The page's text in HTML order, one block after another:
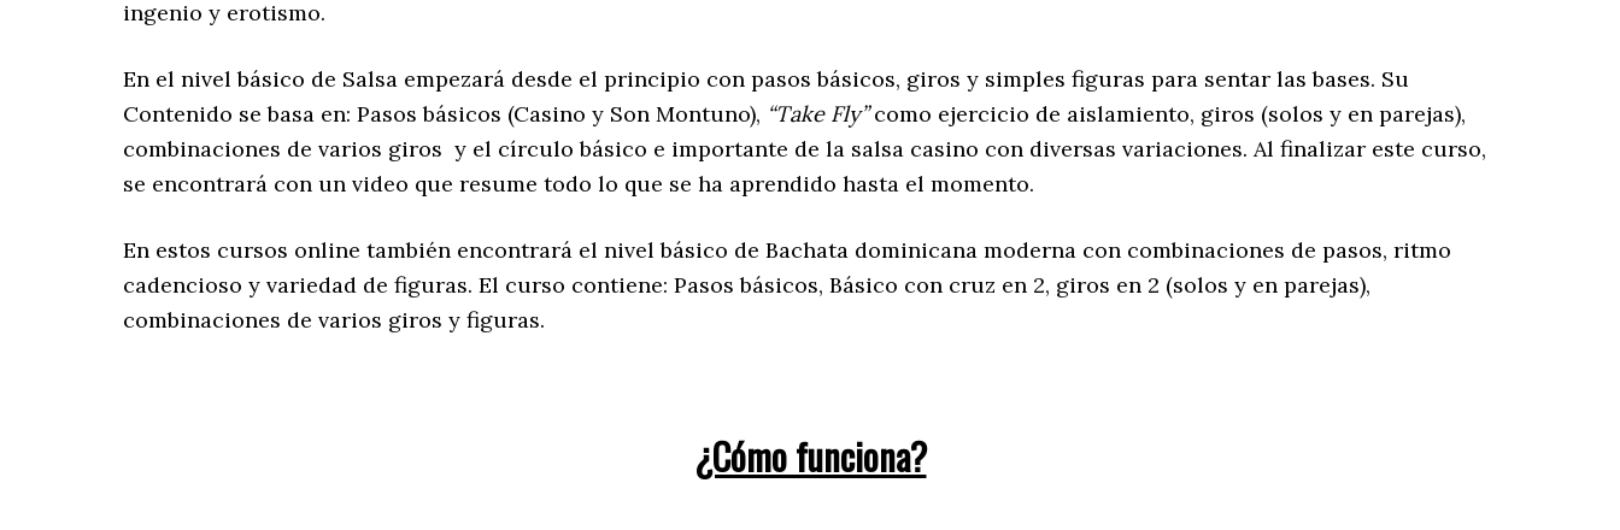
ingenio y erotismo.
En el nivel básico de Salsa empezará desde el principio con pasos básicos, giros y simples figuras para sentar las bases. Su
Contenido se basa en: Pasos básicos (Casino y Son Montuno), “Take Fly”como ejercicio de aislamiento, giros (solos y en parejas),
combinaciones de varios giros y el círculo básico e importante de la salsa casino con diversas variaciones. Al finalizar este curso,
se encontrará con un video que resume todo lo que se ha aprendido hasta el momento.
En estos cursos online también encontrará el nivel básico de Bachata dominicana moderna con combinaciones de pasos, ritmo
cadencioso y variedad de figuras. El curso contiene: Pasos básicos, Básico con cruz en 2, giros en 2 (solos y en parejas),
combinaciones de varios giros y figuras.
¿Cómo funciona?